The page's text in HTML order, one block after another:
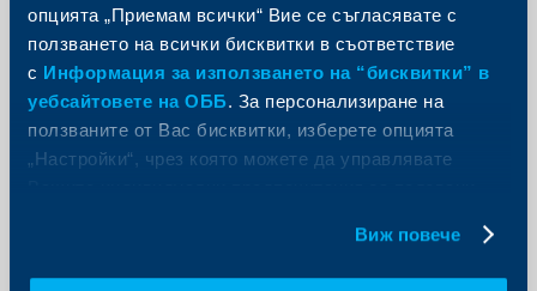
опцията „Приемам всички“ Вие се съгласявате с
ползването на всички бисквитки в съответствие
с Информация за използването на “бисквитки” в
уебсайтовете на ОББ. За персонализиране на
ползваните от Вас бисквитки, изберете опцията
„Настройки“, чрез която можете да управлявате
Виж повече
валутните ефекти, през 2010 г. общите
административни разходи нараснаха с 10% или 264
млн. евро и достигнаха 2,980 млн. евро. За разлика от
предходната година, през 2010 г. валутните оценки
допринесоха за ръста на общите административни
разходи..
Пазарните промени в структурата на
възнагражденията и възстановяването на бонусите
Средният брой на персонала намаля с 6% или 3692 до
Русия и Румъния.